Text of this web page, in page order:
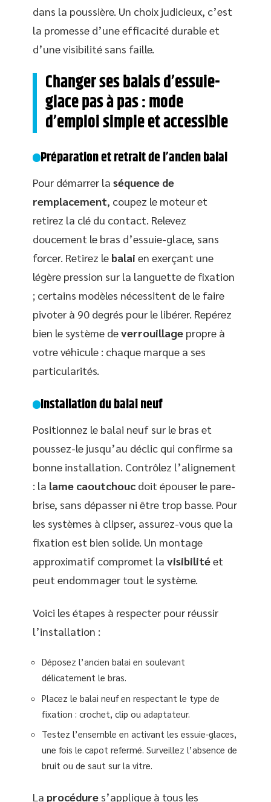
dans la poussière. Un choix judicieux, c’est
la promesse d’une efficacité durable et
d’une visibilité sans faille.
Changer ses balais d’essuie-
glace pas à pas : mode
d’emploi simple et accessible
Préparation et retrait de l’ancien balai
Pour démarrer la séquence de
remplacement, coupez le moteur et
retirez la clé du contact. Relevez
doucement le bras d’essuie-glace, sans
forcer. Retirez le balai en exerçant une
légère pression sur la languette de fixation
; certains modèles nécessitent de le faire
pivoter à 90 degrés pour le libérer. Repérez
bien le système deverrouillage propre à
votre véhicule : chaque marque a ses
particularités.
Installation du balai neuf
Positionnez le balai neuf sur le bras et
poussez-le jusqu’au déclic qui confirme sa
bonne installation. Contrôlez l’alignement
: la lame caoutchouc doit épouser le pare-
brise, sans dépasser ni être trop basse. Pour
les systèmes à clipser, assurez-vous que la
fixation est bien solide. Un montage
approximatif compromet la visibilitéet
peut endommager tout le système.
Voici les étapes à respecter pour réussir
l’installation :
Déposez l’ancien balai en soulevant
délicatement le bras.
Placez le balai neuf en respectant le type de
fixation : crochet, clip ou adaptateur.
Testez l’ensemble en activant les essuie-glaces,
une fois le capot refermé. Surveillez l’absence de
bruit ou de saut sur la vitre.
La procédure s’applique à tous les